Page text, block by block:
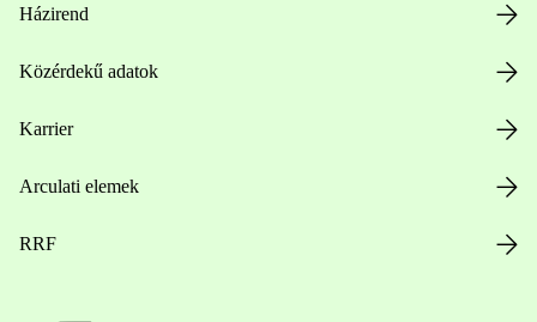
Házirend
Közérdekű adatok
Karrier
Arculati elemek
RRF